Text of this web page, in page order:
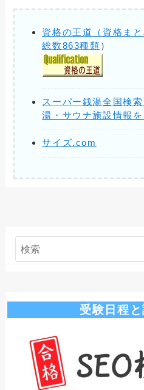
資格の王道（資格ま
総数863種類 ）
スーパー銭湯全国検
湯・サウナ施設情報を
サイズ.com
受験日程